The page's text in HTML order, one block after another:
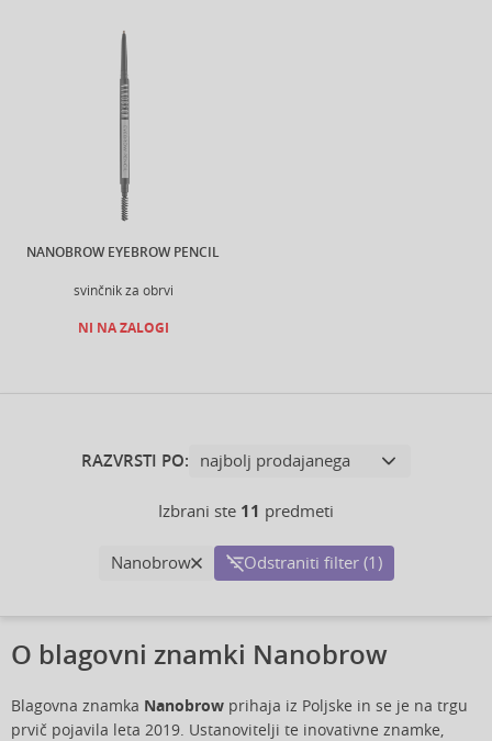
NANOBROW EYEBROW PENCIL
svinčnik za obrvi
NI NA ZALOGI
RAZVRSTI PO:
Izbrani ste 11 predmeti
Nanobrow Odstraniti filter (1)
O blagovni znamki Nanobrow
Blagovna znamka Nanobrow prihaja iz Poljske in se je na trgu
prvič pojavila leta 2019. Ustanovitelji te inovativne znamke,